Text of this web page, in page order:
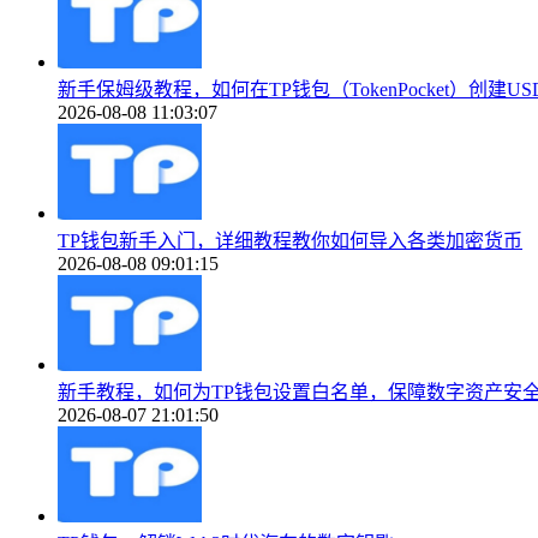
新手保姆级教程，如何在TP钱包（TokenPocket）创建
2026-08-08 11:03:07
TP钱包新手入门，详细教程教你如何导入各类加密货币
2026-08-08 09:01:15
新手教程，如何为TP钱包设置白名单，保障数字资产安
2026-08-07 21:01:50